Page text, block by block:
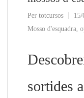
Per totcursos
15/
Mosso d'esquadra,
sortides